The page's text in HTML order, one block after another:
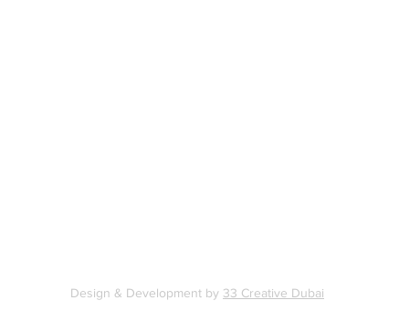
Design & Development by 33 Creative Dubai